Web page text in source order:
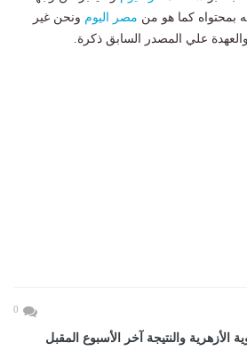
بمحتواه كما هو من مصر اليوم ونحن غير
علي المصدر السابق ذكرة.
0
الأزهرية والنتيجة آخر الأسبوع المقبل